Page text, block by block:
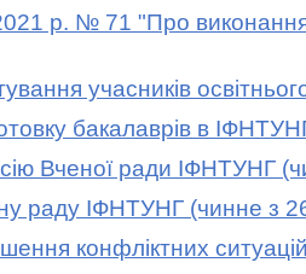
р. № 71 "Про
учасників
бакалаврів в
Вченої ради ІФНТУНГ
ІФНТУНГ (чинне з
конфліктних